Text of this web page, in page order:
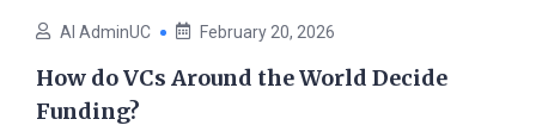
AI AdminUC February 20, 2026
How do VCs Around the World Decide
Funding?